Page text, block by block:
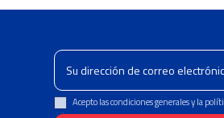
Acepto las condiciones generales y la